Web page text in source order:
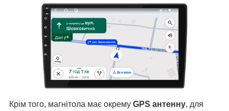
Крім того, магнітола має окрему GPS антенну, для